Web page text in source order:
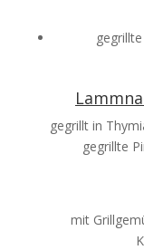
gegrillt in
gegrillte
mit